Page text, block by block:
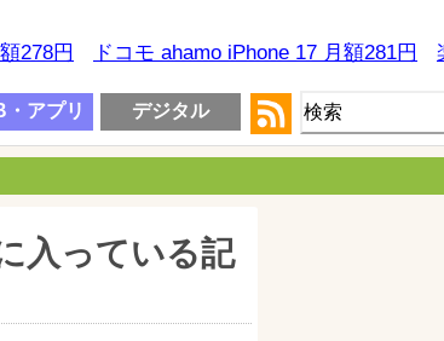
278円 ドコモ ahamo iPhone 17 月額281円
・アプリ デジタル
入っている記